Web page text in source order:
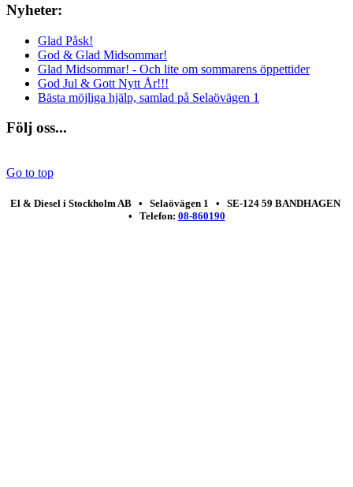
Nyheter:
Glad Påsk!
God & Glad Midsommar!
Glad Midsommar! - Och lite om sommarens öppettider
God Jul & Gott Nytt År!!!
Bästa möjliga hjälp, samlad på Selaövägen 1
Följ oss...
Go to top
El & Diesel i Stockholm AB • Selaövägen 1 • SE-124 59 BANDHAGEN
• Telefon: 08-860190